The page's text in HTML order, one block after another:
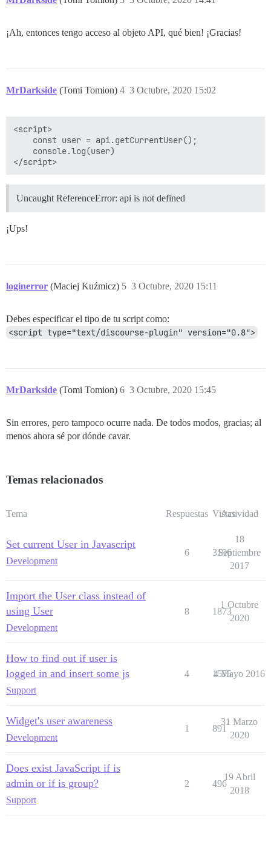
¡Ah, entonces tengo acceso al objeto API, qué bien! ¡Gracias!
MrDarkside (Tomi Tomion) 3 Octubre, 2020 15:02
4
<script>
    const user = api.getCurrentUser();
    console.log(user)
Uncaught ReferenceError: api is not defined
¡Ups!
loginerror (Maciej Kuźmicz) 3 Octubre, 2020 15:11
5
Debes especificar el tipo de tu script como:
<script type="text/discourse-plugin" version="0.8">
MrDarkside (Tomi Tomion) 3 Octubre, 2020 15:45
6
Sin errores, pero tampoco ocurre nada. De todos modos, gracias; al
menos ahora sé por dónde cavar.
Temas relacionados
Tema Respuestas Vistas
Actividad
Set current User in Javascript
Development
6 3196
18
Septiembre
2017
Import the User class instead of
using User
Development
8 1873
1 Octubre
2020
How to find out if user is
logged in and insert some js
Support
4 1575
4 Mayo 2016
Widget's user awareness
Development
1 891
31 Marzo
2020
Does exist JavaScript if is
admin or if is group?
Support
2 496
19 Abril
2018